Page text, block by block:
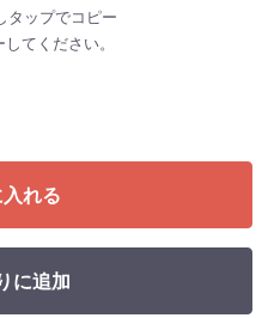
タップでコピー
てください。
れる
に追加